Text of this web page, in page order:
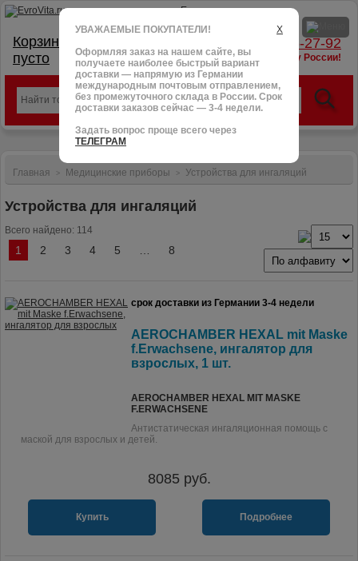
тел.: +7 (966) 095-27-92
доставим в любую точку России!
Корзина:
пусто
X
УВАЖАЕМЫЕ ПОКУПАТЕЛИ!
Оформляя заказ на нашем сайте, вы
получаете наиболее быстрый вариант
доставки — напрямую из Германии
международным почтовым отправлением,
без промежуточного склада в России. Срок
доставки заказов сейчас — 3-4 недели.
Задать вопрос проще всего через
ТЕЛЕГРАМ
Главная > Медицинские приборы > Устройства для ингаляций
Устройства для ингаляций
Всего найдено: 114
1 2 3 4 5 8
срок доставки из Германии 3-4 недели
AEROCHAMBER HEXAL mit Maske
f.Erwachsene, ингалятор для
взрослых, 1 шт.
AEROCHAMBER HEXAL MIT MASKE
F.ERWACHSENE
Антистатическая ингаляционная помощь с
маской для взрослых и детей.
8085 руб.
Купить Подробнее